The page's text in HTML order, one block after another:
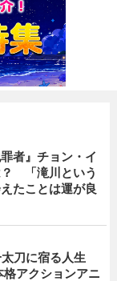
者』チョン・イ
？ 「滝川という
たことは運が良
刀に宿る人生
アクションアニ